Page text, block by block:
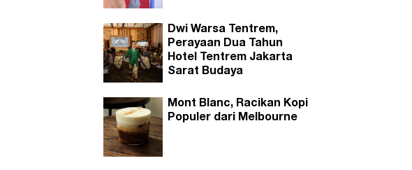
Dwi Warsa Tentrem,
Perayaan Dua Tahun
Hotel Tentrem Jakarta
Sarat Budaya
Mont Blanc, Racikan Kopi
Populer dari Melbourne